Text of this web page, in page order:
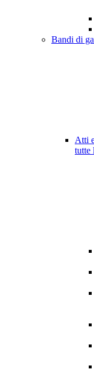
Bandi di
Atti
tutte